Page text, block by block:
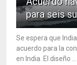
para seis
Se espera que
acuerdo para la
en India. El diseño ...